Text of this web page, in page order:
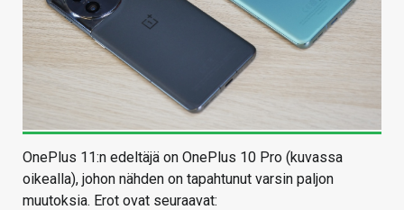
OnePlus 11:n edeltäjä on OnePlus 10 Pro (kuvassa
oikealla), johon nähden on tapahtunut varsin paljon
muutoksia. Erot ovat seuraavat: